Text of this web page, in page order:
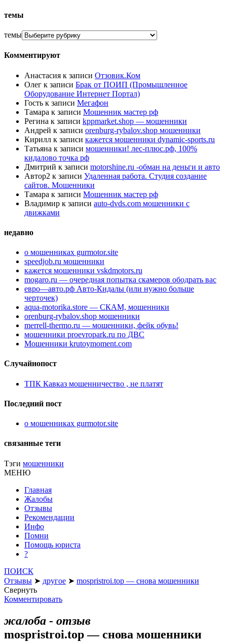
темы
темы
Комментируют
Анастасия к записи Отзовик.Ком
Олег к записи Брак от ПОИП (Промышленное
Оборудование Интернет Портал)
Гость к записи Мегафон
Тамара к записи Мошенник мастер рф
Регина к записи kppmarket.shop — мошенники
Андрей к записи orenburg-rybalov.shop мошенники
Кирилл к записи кажется мошенники dynamic-sports.ru
Татьяна к записи мошенники! лес-плюс.рф, 100%
кидалово точка рф
Дмитрий к записи motorshine.ru -обман на деньги и авто
Автор2 к записи Удаленная работа. Студия создание
сайтов. Мошенники
Тамара к записи Мошенник мастер рф
Владимир к записи auto-dvds.com мошенники с
движками
недавно
о мошенниках gurmotor.site
speedjob.ru мошенники
кажется мошенники vskdmotors.ru
mogaro.ru — очередная попытка скамеров ободрать вас
евро—авто.рф Авто-Кидалы (или нужно больше
черточек)
aqua-motorika.store — СКАМ, мошенники
orenburg-rybalov.shop мошенники
merrell-thermo.ru — мошенники, фейк обувь!
мошенники proevropark.ru по ДВС
Мошенники krutoymoment.com
Случайнопост
ТПК Кавказ мошенничество , не платят
Последний пост
о мошенниках gurmotor.site
связанные теги
Тэги мошенники
МЕНЮ
Главная
Жалобы
Отзывы
Рекомендации
Инфо
Помни
Помощь юриста
?
ПОИСК
Отзывы ➤ другое ➤ mospristroi.top — снова мошенники
Свернуть
Комментировать
жалоба - отзыв
mospristroi.top — снова мошенники